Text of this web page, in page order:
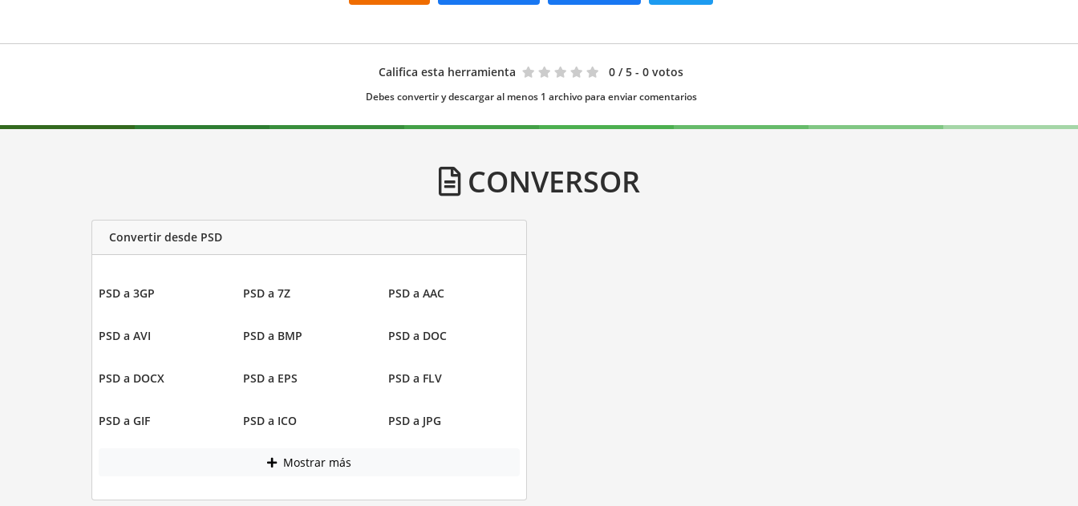
Califica esta herramienta 0 / 5 - 0 votos
Debes convertir y descargar al menos 1 archivo para enviar comentarios
CONVERSOR
Convertir desde PSD
PSD a 3GP PSD a 7Z PSD a AAC
PSD a AVI PSD a BMP PSD a DOC
PSD a DOCX PSD a EPS PSD a FLV
PSD a GIF PSD a ICO PSD a JPG
Mostrar más